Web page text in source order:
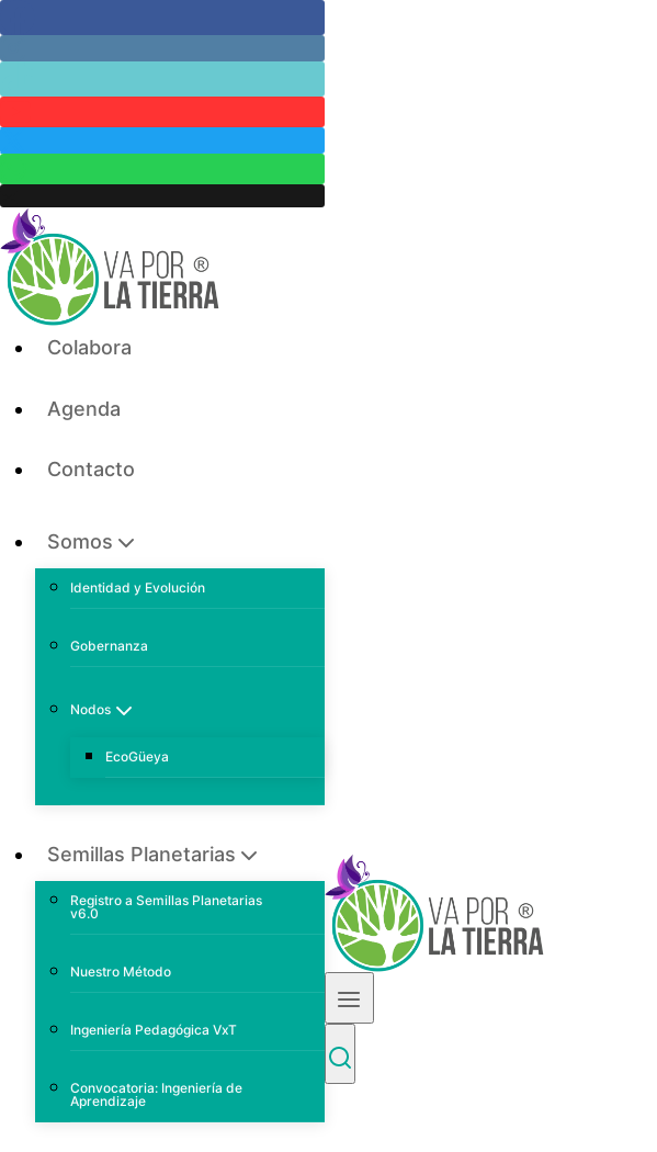
to
Colabora
Agenda
Contacto
Somos
Identidad y Evolución
Gobernanza
Nodos
EcoGüeya
Semillas Planetarias
Registro a Semillas Planetarias
v6.0
Nuestro Método
Ingeniería Pedagógica VxT
Convocatoria: Ingeniería de
Aprendizaje